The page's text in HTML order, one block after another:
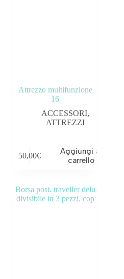
Attrezzo multifunzione
16
ACCESSORI,
ATTREZZI
50,00€
Aggiungi al
carrello